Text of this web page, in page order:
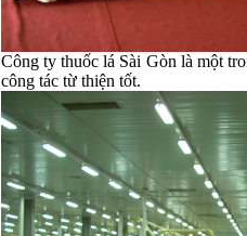
Công ty thuốc lá Sài Gòn là một
công tác từ thiện tốt.